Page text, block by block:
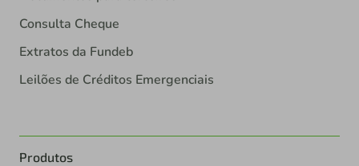
Consulta Cheque
Extratos da Fundeb
Leilões de Créditos Emergenciais
Produtos